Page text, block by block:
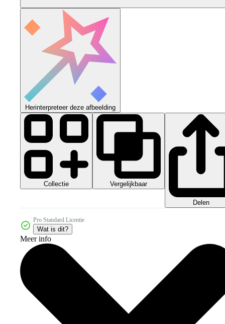
Herinterpreteer deze afbeelding
Collectie Vergelijkbaar
Delen
Pro Standard Licentie
Wat is dit?
Meer info